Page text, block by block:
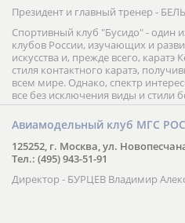
Президент и главный тренер -
Спортивный клуб "Бусидо" - один
клубов России, изучающих и
искусства и, прежде всего, каратэ
стиля контактного каратэ,
всем мире. Однако, спектр
все без исключения виды и стили
Авиамодельный клуб МГС
125252, г. Москва, ул.
Тел.: (495) 943-51-91
Директор - БУРЦЕВ Владимир